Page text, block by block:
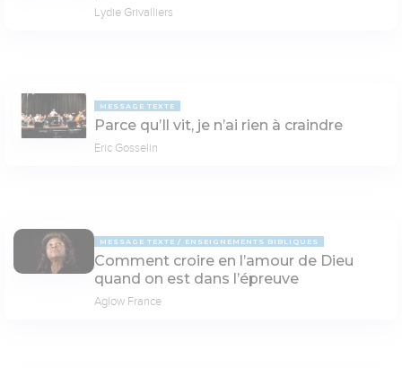
Lydie Grivalliers
MESSAGE TEXTE
Parce qu’Il vit, je n’ai rien à craindre
Eric Gosselin
MESSAGE TEXTE ENSEIGNEMENTS BIBLIQUES
Comment croire en l’amour de Dieu
quand on est dans l’épreuve
Aglow France